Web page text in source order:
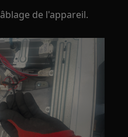
de l'appareil.